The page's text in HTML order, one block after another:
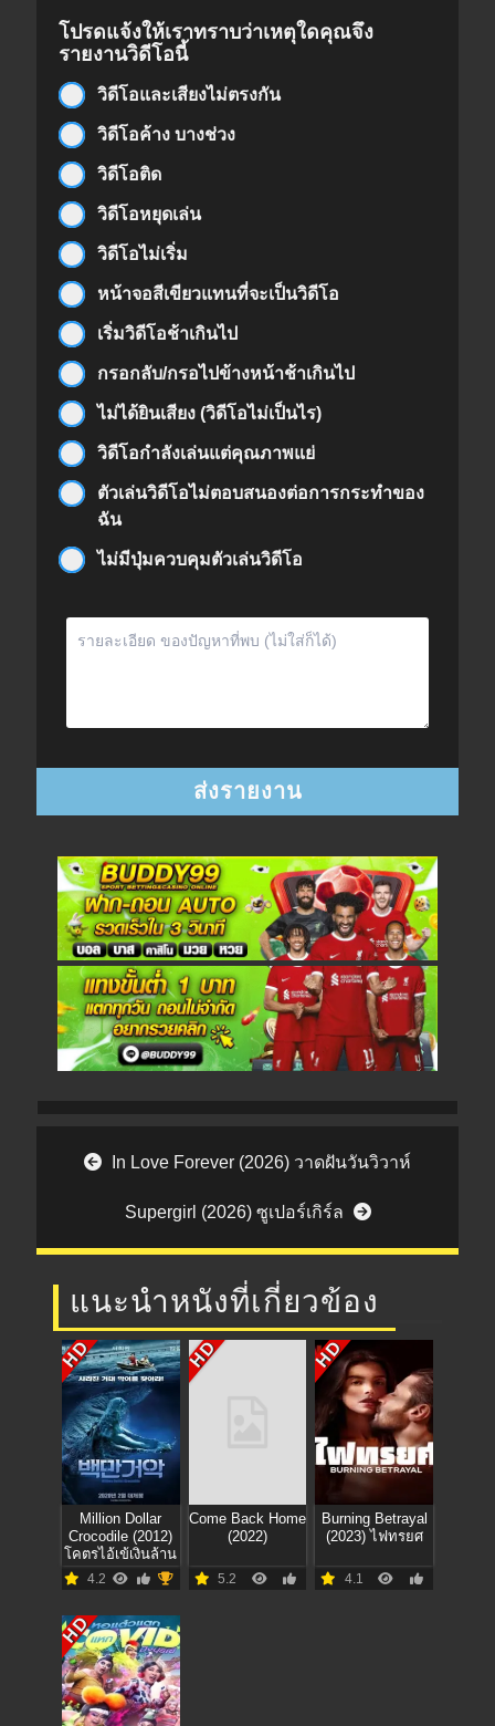
โปรดแจ้งให้เราทราบว่าเหตุใดคุณจึง
รายงานวิดีโอนี้
วิดีโอและเสียงไม่ตรงกัน
วิดีโอค้าง บางช่วง
วิดีโอติด
วิดีโอหยุดเล่น
วิดีโอไม่เริ่ม
หน้าจอสีเขียวแทนที่จะเป็นวิดีโอ
เริ่มวิดีโอช้าเกินไป
กรอกลับ/กรอไปข้างหน้าช้าเกินไป
ไม่ได้ยินเสียง (วิดีโอไม่เป็นไร)
วิดีโอกำลังเล่นแต่คุณภาพแย่
ตัวเล่นวิดีโอไม่ตอบสนองต่อการกระทำของ
ฉัน
ไม่มีปุ่มควบคุมตัวเล่นวิดีโอ
Post navigation
In Love Forever (2026) วาดฝันวันวิวาห์
Supergirl (2026) ซูเปอร์เกิร์ล
แนะนำหนังที่เกี่ยวข้อง
HD
Million Dollar
Crocodile (2012)
โคตรไอ้เข้เงินล้าน
4.2
HD
Come Back Home
(2022)
5.2
HD
Burning Betrayal
(2023) ไฟทรยศ
4.1
HD